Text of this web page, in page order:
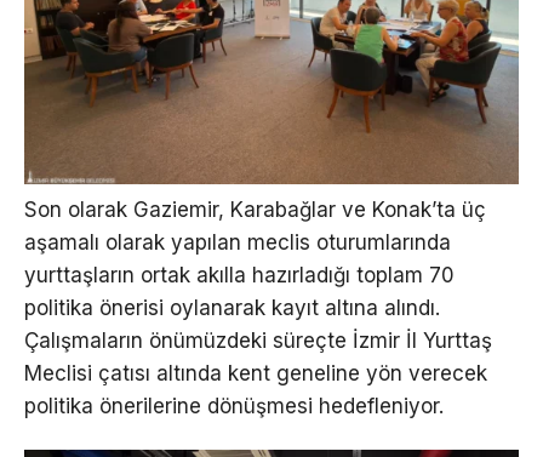
Son olarak Gaziemir, Karabağlar ve Konak’ta üç
aşamalı olarak yapılan meclis oturumlarında
yurttaşların ortak akılla hazırladığı toplam 70
politika önerisi oylanarak kayıt altına alındı.
Çalışmaların önümüzdeki süreçte İzmir İl Yurttaş
Meclisi çatısı altında kent geneline yön verecek
politika önerilerine dönüşmesi hedefleniyor.